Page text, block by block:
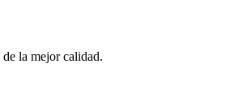
la mejor calidad.